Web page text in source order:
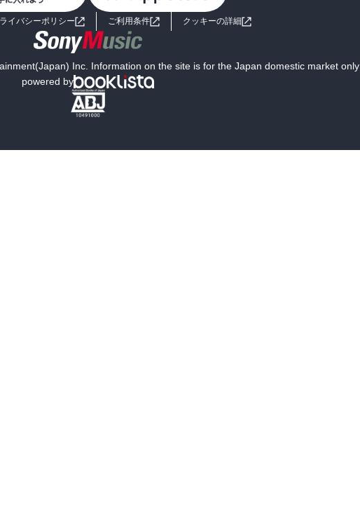
イバシーポリシー ご利用条件 クッキーの詳細
Inc. Information on the site is for the Japan domestic market only
powered by